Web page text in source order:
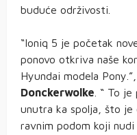
buduće održivosti.
“Ioniq 5 je početak
ponovo otkriva naše
Hyundai modela
Donckerwolke . “ To
unutra ka spolja, što je
ravnim podom koji nudi